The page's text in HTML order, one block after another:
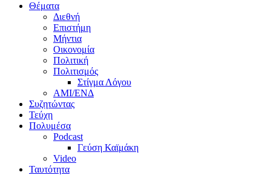
Θέματα
Διεθνή
Επιστήμη
Μήντια
Οικονομία
Πολιτική
Πολιτισμός
Στίγμα Λόγου
AMI/ΕΝΔ
Συζητώντας
Τεύχη
Πολυμέσα
Podcast
Γεύση Καϊμάκη
Video
Ταυτότητα